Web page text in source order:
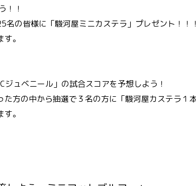
！！
の皆様に「駿河屋ミニカステラ」プレゼント！！！
。
ジュベニール」の試合スコアを予想しよう！
方の中から抽選で３名の方に「駿河屋カステラ１
。